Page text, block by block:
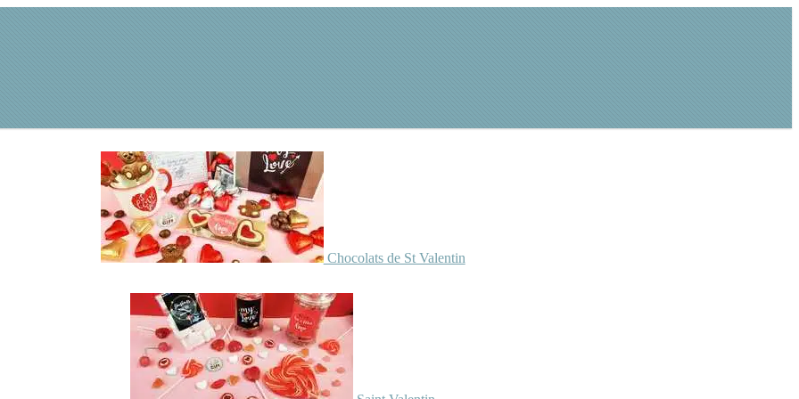
Chocolats de St Valentin